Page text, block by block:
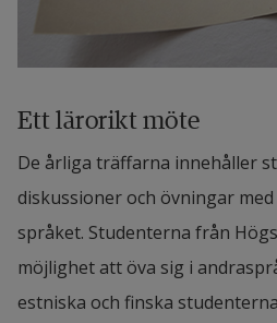
Ett lärorikt möte
De årliga träffarna innehåller
diskussioner och övningar
språket. Studenterna från
möjlighet att öva sig i
estniska och finska